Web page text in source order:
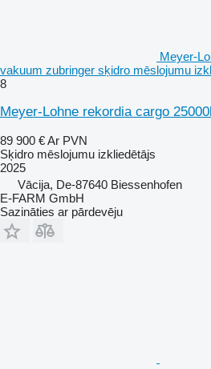
Meyer-
vakuum zubringer sķidro mēslojumu
8
Meyer-Lohne rekordia cargo
89 900 €Ar PVN
Sķidro mēslojumu izkliedētājs
2025
Vācija, De-87640 Biessenhofen
E-FARM GmbH
Sazināties ar pārdevēju